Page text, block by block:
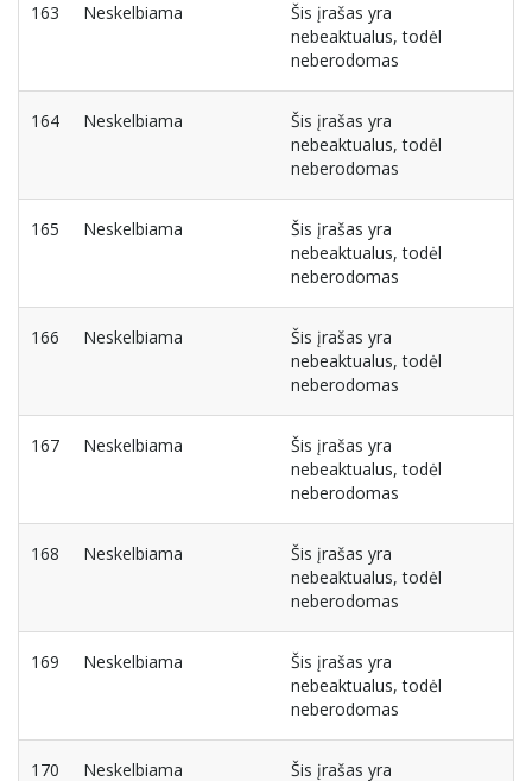
163 Neskelbiama
Šis įrašas yra
nebeaktualus, todėl
neberodomas
164 Neskelbiama
Šis įrašas yra
nebeaktualus, todėl
neberodomas
165 Neskelbiama
Šis įrašas yra
nebeaktualus, todėl
neberodomas
166 Neskelbiama
Šis įrašas yra
nebeaktualus, todėl
neberodomas
167 Neskelbiama
Šis įrašas yra
nebeaktualus, todėl
neberodomas
168 Neskelbiama
Šis įrašas yra
nebeaktualus, todėl
neberodomas
169 Neskelbiama
Šis įrašas yra
nebeaktualus, todėl
neberodomas
170 Neskelbiama Šis įrašas yra